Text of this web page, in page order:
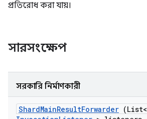
প্রতিরোধ করা যায়।
সারসংক্ষেপ
সরকারি নির্মাণকারী
ShardMainResultForwarder (List<